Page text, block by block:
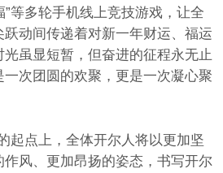
”等多轮手机线上竞技游戏，让全
动间传递着对新一年财运、福运
虽显短暂，但奋进的征程永无止
次团圆的欢聚，更是一次凝心聚
起点上，全体开尔人将以更加坚
风、更加昂扬的姿态，书写开尔